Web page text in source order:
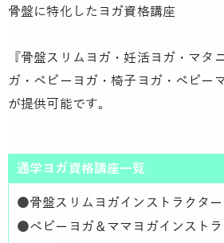
骨盤に特化したヨガ資格講座
『骨盤スリムヨガ・妊活ヨガ・マタ
ガ・ベビーヨガ・椅子ヨガ・ベビー
が提供可能です。
通学ヨガ資格講座一覧
●骨盤スリムヨガインストラクター
●ベビーヨガ＆ママヨガインスト